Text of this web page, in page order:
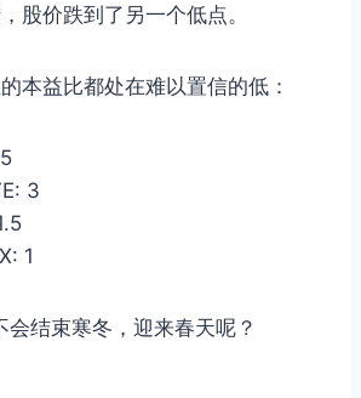
股价跌到了另一个低点。
本益比都处在难以置信的低：
3
1
结束寒冬，迎来春天呢？